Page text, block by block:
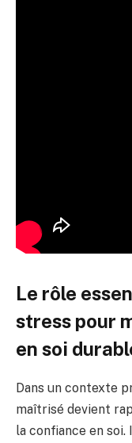
Le rôle
stress pour
en soi
Dans un contexte
maîtrisé devient
la confiance en